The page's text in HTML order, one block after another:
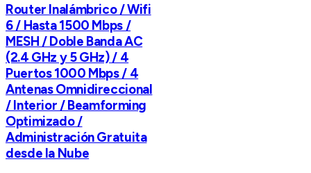
Router Inalámbrico / Wifi
6 / Hasta 1500 Mbps /
MESH / Doble Banda AC
(2.4 GHz y 5 GHz) / 4
Puertos 1000 Mbps / 4
Antenas Omnidireccional
/ Interior / Beamforming
Optimizado /
Administración Gratuita
desde la Nube